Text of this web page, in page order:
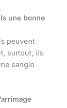
une bonne
peuvent
surtout, ils
sangle